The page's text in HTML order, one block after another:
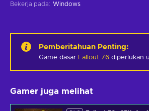
Bekerja pada: Windows
Pemberitahuan Penting:
Game dasar Fallout 76 diperlukan
Gamer juga melihat